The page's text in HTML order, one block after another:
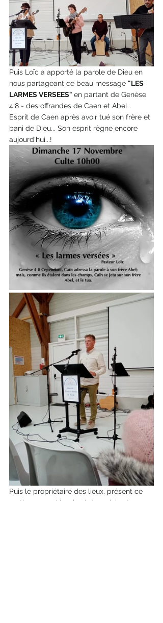
Puis Loïc a apporté la parole de Dieu en
nous partageant ce beau message "LES
LARMES VERSEES" en partant de Genèse
4:8 - des offrandes de Caen et Abel .
Esprit de Caen après avoir tué son frère et
bani de Dieu... Son esprit règne encore
aujourd'hui...!
Puis le propriétaire des lieux, présent ce
matin, nous a témoigné de sa joie et